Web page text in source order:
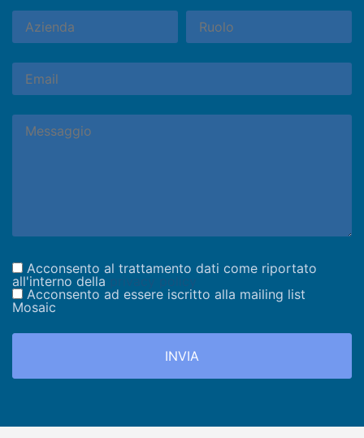
Acconsento al trattamento dati come riportato
all'interno della
Acconsento ad essere iscritto alla mailing list
Mosaic